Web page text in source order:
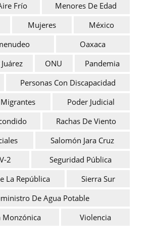
Frío
Menores De Edad
Mujeres
México
Oaxaca
ONU
Pandemia
Personas Con Discapacidad
Poder Judicial
Rachas De Viento
Salomón Jara Cruz
2
Seguridad Pública
La República
Sierra Sur
De Agua Potable
Monzónica
Violencia